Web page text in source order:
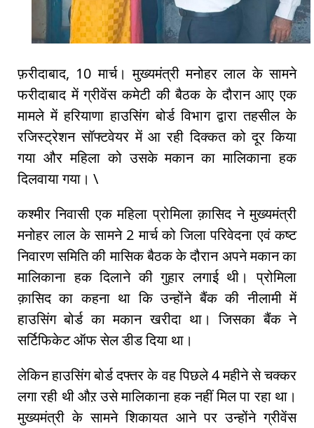
फ़रीदाबाद, 10 मार्च। मुख्यमंत्री मनोहर लाल के सामने
फरीदाबाद में ग्रीवेंस कमेटी की बैठक के दौरान आए एक
मामले में हरियाणा हाउसिंग बोर्ड विभाग द्वारा तहसील के
रजिस्ट्रेशन सॉफ्टवेयर में आ रही दिक्कत को दूर किया
गया और महिला को उसके मकान का मालिकाना हक
दिलवाया गया। \
कश्मीर निवासी एक महिला प्रोमिला क़ासिद ने मुख्यमंत्री
मनोहर लाल के सामने 2 मार्च को जिला परिवेदना एवं कष्ट
निवारण समिति की मासिक बैठक के दौरान अपने मकान का
मालिकाना हक दिलाने की गुहार लगाई थी। प्रोमिला
क़ासिद का कहना था कि उन्होंने बैंक की नीलामी में
हाउसिंग बोर्ड का मकान खरीदा था। जिसका बैंक ने
सर्टिफिकेट ऑफ सेल डीड दिया था।
लेकिन हाउसिंग बोर्ड दफ्तर के वह पिछले 4 महीने से चक्कर
लगा रही थी औऱ उसे मालिकाना हक नहीं मिल पा रहा था।
मुख्यमंत्री के सामने शिकायत आने पर उन्होंने ग्रीवेंस